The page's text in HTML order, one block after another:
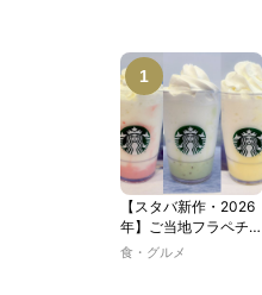
【スタバ新作・2026
年】ご当地フラペチー
ノが新登場！ 地域と
食・グルメ